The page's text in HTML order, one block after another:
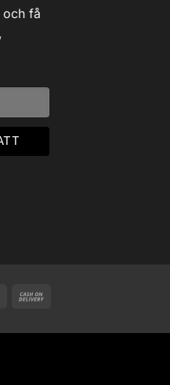
och få
MasterCard
Delivery